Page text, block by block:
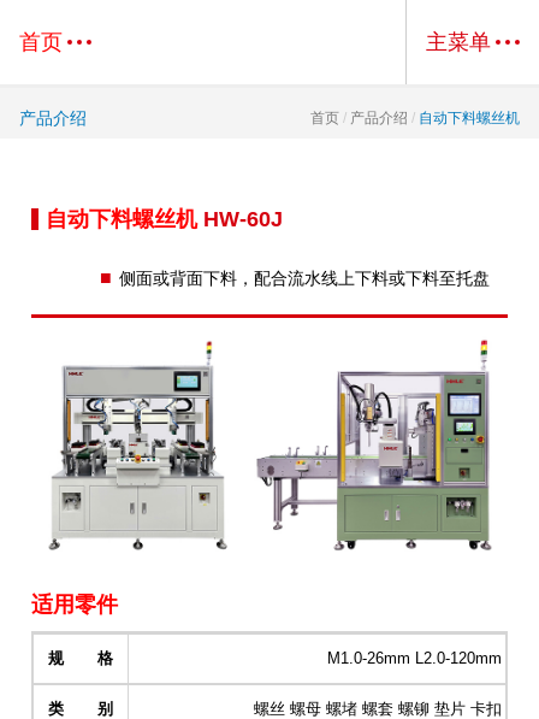
首页 主菜单
产品介绍 首页 / 产品介绍 / 自动下料螺丝机
自动下料螺丝机 HW-60J
■ 侧面或背面下料，配合流水线上下料或下料至托盘
适用零件
规 格 M1.0-26mm L2.0-120mm
类 别 螺丝 螺母 螺堵 螺套 螺铆 垫片 卡扣